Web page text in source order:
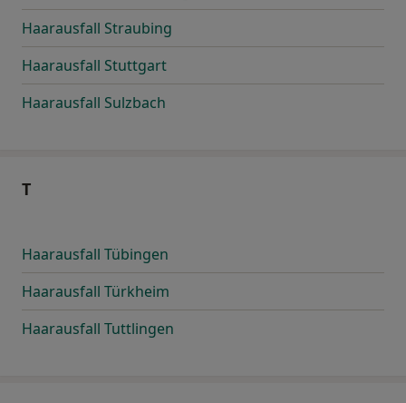
Haarausfall Straubing
Haarausfall Stuttgart
Haarausfall Sulzbach
T
Haarausfall Tübingen
Haarausfall Türkheim
Haarausfall Tuttlingen